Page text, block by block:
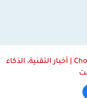
Chobixo Tech | أخبار التقنية، الذكاء